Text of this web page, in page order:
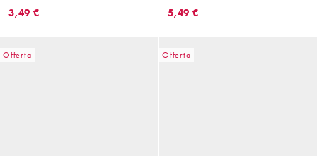
3,49 €
bordeaux
5,49 €
Offerta Offerta